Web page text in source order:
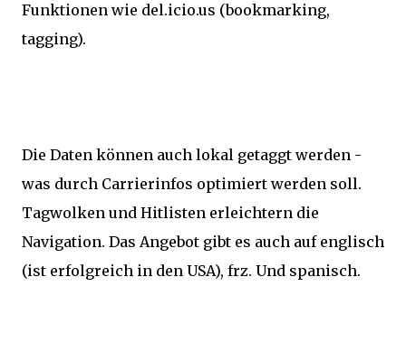
Funktionen wie del.icio.us (bookmarking,
tagging).
Die Daten können auch lokal getaggt werden -
was durch Carrierinfos optimiert werden soll.
Tagwolken und Hitlisten erleichtern die
Navigation. Das Angebot gibt es auch auf englisch
(ist erfolgreich in den USA), frz. Und spanisch.